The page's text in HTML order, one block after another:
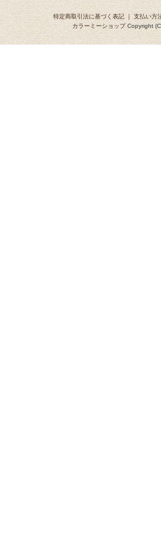
特定商取引法に基づく表記 ｜ 支払い方
カラーミーショップCopyright